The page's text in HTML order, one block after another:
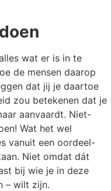
wat er is in te
de mensen daarop
dat jij je daartoe
zou betekenen dat je
aanvaardt. Niet-
Wat het wel
vanuit een oordeel-
Niet omdat dát
bij wie je in deze
– wilt zijn.